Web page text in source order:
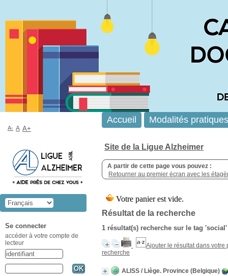
Site de la Ligue Alzheimer
A partir de cette page vous pouvez :
Retourner au premier écran avec les
Résultat de la recherche
1 résultat(s) recherche sur le tag
Ajouter le résultat dans votre
recherche
ALISS / Liège. Province (Belgique)
Accueil Modalités pratiques
A- A A+
Se connecter
accéder à votre compte de
lecteur